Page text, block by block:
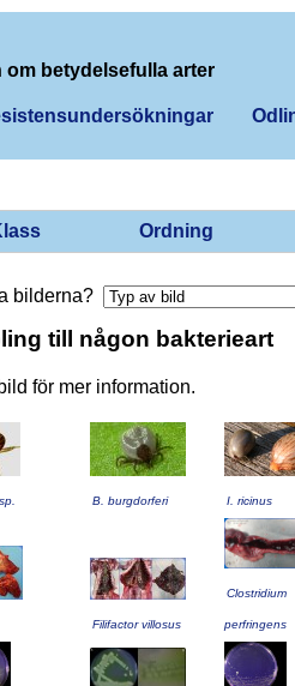
betydelsefulla arter
Ordning
till någon bakterieart
för mer information.
B. burgdorferi I. ricinus
Filifactor villosus
Clostridium
perfringens